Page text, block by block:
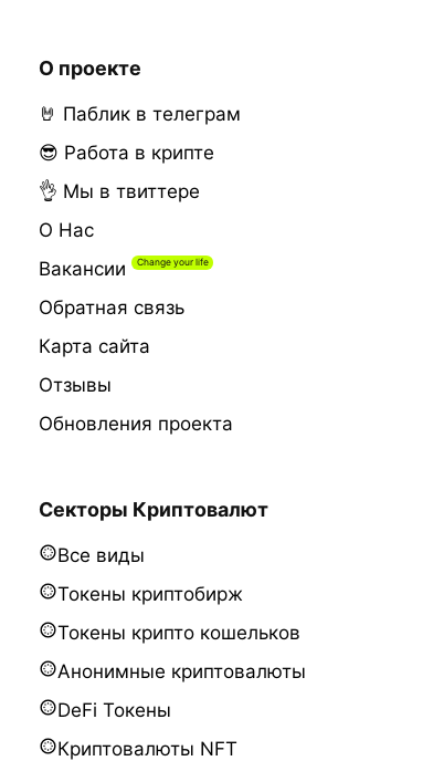
О проекте
🤘 Паблик в телеграм
😎 Работа в крипте
👌 Мы в твиттере
О Нас
Вакансии
Обратная связь
Карта сайта
Отзывы
Обновления проекта
Секторы Криптовалют
Все виды
Токены криптобирж
Токены крипто кошельков
Анонимные криптовалюты
DeFi Токены
Криптовалюты NFT